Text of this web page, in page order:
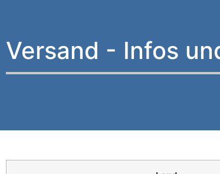
Versand - Infos